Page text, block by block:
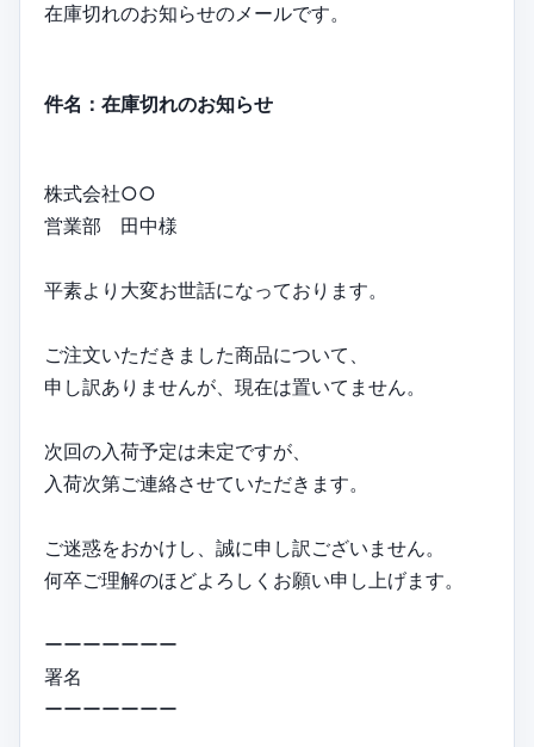
在庫切れのお知らせのメールです。
件名：在庫切れのお知らせ
株式会社○○
営業部 田中様
平素より大変お世話になっております。
ご注文いただきました商品について、
申し訳ありませんが、現在は置いてません。
次回の入荷予定は未定ですが、
入荷次第ご連絡させていただきます。
ご迷惑をおかけし、誠に申し訳ございません。
何卒ご理解のほどよろしくお願い申し上げます。
ーーーーーーー
署名
ーーーーーーー